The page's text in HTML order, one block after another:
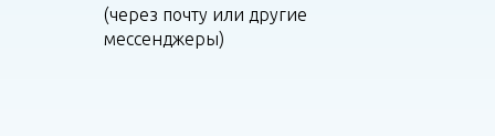
(через почту или другие
мессенджеры)